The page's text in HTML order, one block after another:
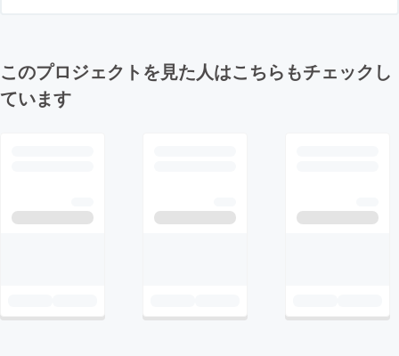
このプロジェクトを見た人はこちらもチェックし
ています